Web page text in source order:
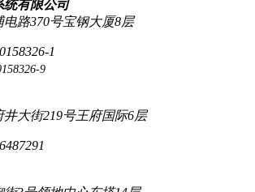
统有限公司
电路370号宝钢大厦8层
1
9
大街219号王府国际6层